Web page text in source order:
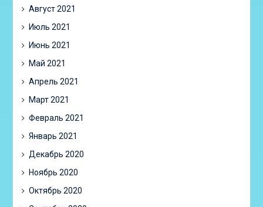
Август 2021
Июль 2021
Июнь 2021
Май 2021
Апрель 2021
Март 2021
Февраль 2021
Январь 2021
Декабрь 2020
Ноябрь 2020
Октябрь 2020